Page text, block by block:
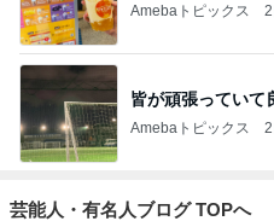
Amebaトピックス
皆が頑張っていて
Amebaトピックス
芸能人・有名人ブログ TOPへ